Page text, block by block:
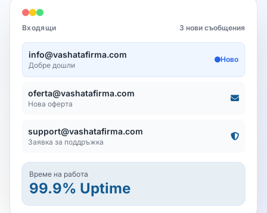
Входящи 3 нови съобщения
info@vashatafirma.com
Добре дошли
Ново
oferta@vashatafirma.com
Нова оферта
support@vashatafirma.com
Заявка за поддръжка
Време на работа
99.9% Uptime